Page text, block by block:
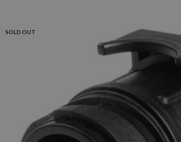
SOLD OUT